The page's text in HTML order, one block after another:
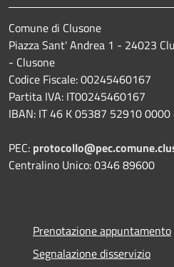
Comune di Clusone
Piazza Sant' Andrea 1 - 24023
- Clusone
Codice Fiscale: 00245460167
Partita IVA: IT00245460167
IBAN: IT 46 K 05387 52910
PEC:
Centralino Unico: 0346 89600
Prenotazione appuntamento
Segnalazione disservizio